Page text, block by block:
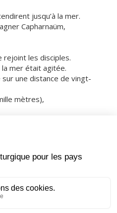
jusqu’à la mer.
Capharnaüm,
rejoint les disciples.
mer était agitée.
une distance de vingt-
mètres),
»
dans la barque ;